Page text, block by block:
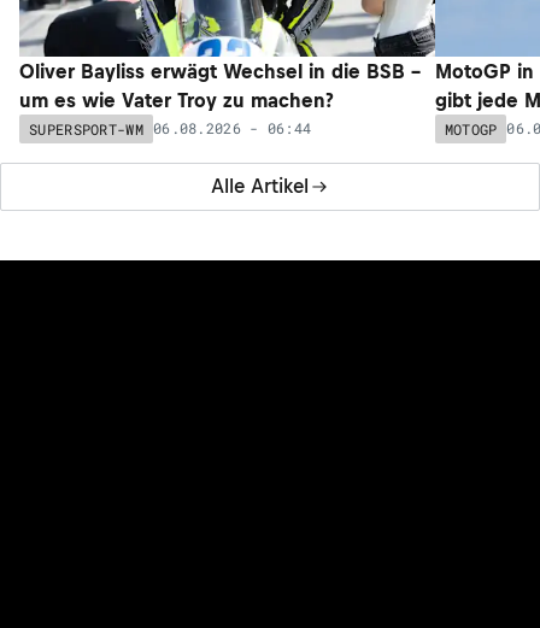
Alle Artikel
Oliver Bayliss erwägt Wechsel in die BSB –
um es wie Vater Troy zu machen?
SUPERSPORT-WM 06.08.2026 - 06:44
MotoGP in
gibt jede
MOTOGP